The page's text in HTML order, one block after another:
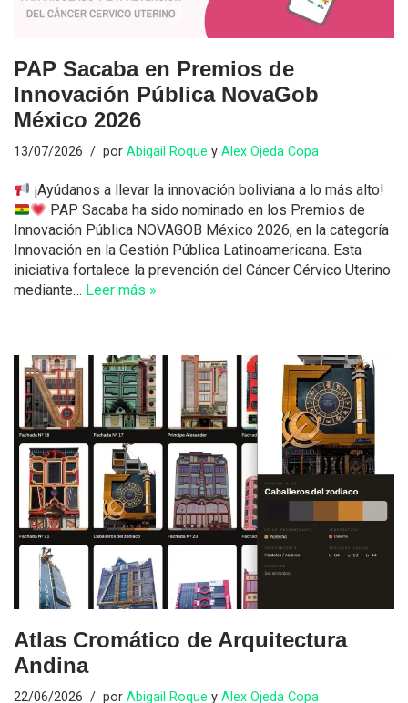
PAP Sacaba en Premios de
Innovación Pública NovaGob
México 2026
13/07/2026 por Abigail Roque y Alex Ojeda Copa
¡Ayúdanos a llevar la innovación boliviana a lo más alto!
PAP Sacaba ha sido nominado en los Premios de
Innovación Pública NOVAGOB México 2026, en la categoría
Innovación en la Gestión Pública Latinoamericana. Esta
iniciativa fortalece la prevención del Cáncer Cérvico Uterino
mediante… Leer más »
Atlas Cromático de Arquitectura
Andina
22/06/2026 por Abigail Roque y Alex Ojeda Copa